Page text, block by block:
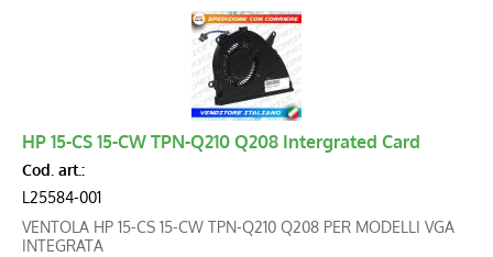
HP 15-CS 15-CW TPN-Q210 Q208 Intergrated Card
Cod. art.:
L25584-001
VENTOLA HP 15-CS 15-CW TPN-Q210 Q208 PER MODELLI VGA
INTEGRATA